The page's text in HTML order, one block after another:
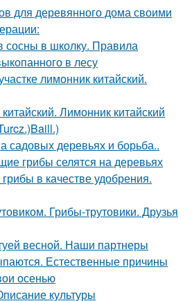
для деревянного дома своими
сосны в школку. Правила
в лесу
лимонник китайский.
Лимонник китайский
садовых деревьях и борьба..
грибы селятся на деревьях
в качестве удобрения.
Грибы-трутовики. Друзья
весной. Наши партнеры
Естественные причины
осенью
культуры